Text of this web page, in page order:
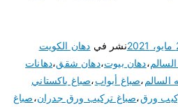
نشر في دهان الكويت
،دهان بيوت،دهان شقق،دهانات
السالم ،صباغ أبواب،صباغ باكستاني
ورق،صباغ تركيب ورق جدران،صباغ